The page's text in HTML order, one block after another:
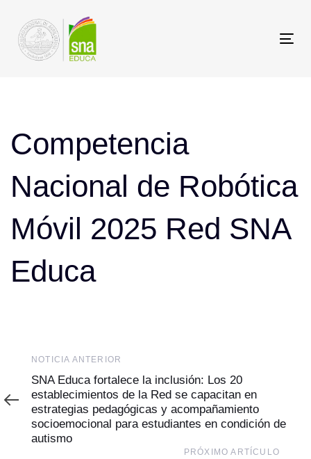
enlaces
navegación
contenido
Competencia
Nacional de Robótica
Móvil 2025 Red SNA
Educa
navigation
Noticia
Anterior
NOTICIA ANTERIOR
SNA Educa fortalece la inclusión: Los 20
establecimientos de la Red se capacitan en
estrategias pedagógicas y acompañamiento
socioemocional para estudiantes en condición de
autismo
PRÓXIMO ARTÍCULO